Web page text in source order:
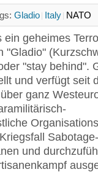
Gladio Italy NATO
ein geheimes
"Gladio"
"stay behind".
und verfügt seit
ganz
und